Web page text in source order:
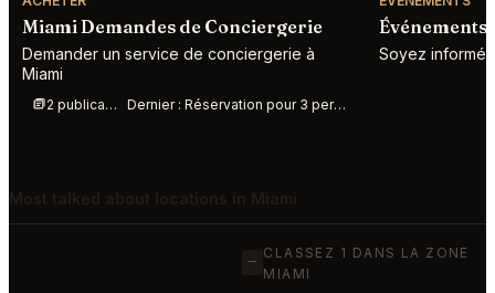
Miami Demandes de Conciergerie
Demander un service de conciergerie à
Miami
2 publications cette semaine Dernier : Réservation pour 3 personnes à Amazonico demain samedi 8 août à 8 h
Événements
Soyez informé
—
CLASSEZ 1 DANS LA ZONE
MIAMI